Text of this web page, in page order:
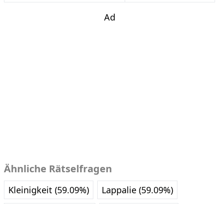
Ad
Ähnliche Rätselfragen
Kleinigkeit (59.09%)
Lappalie (59.09%)